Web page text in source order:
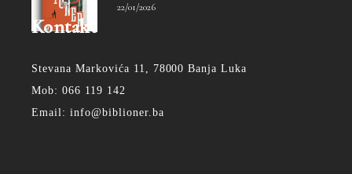
22/01/2026
Kontakt
Stevana Markovića 11, 78000 Banja Luka
Mob: 066 119 142
Email: info@biblioner.ba